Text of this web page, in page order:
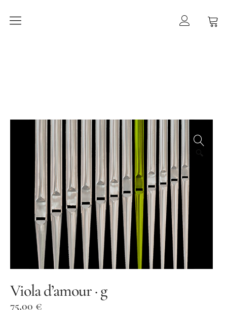
März 2021 –
der Orgeleinbau
April 2021 –
der Orgeleinbau
April 2021 –
die Intonation
Geschichte
Orgelbauer
Grußwort von Schirmherr
Wolfgang Thierse
Festschrift
🔍
Viola d’amour · g
75,00 €